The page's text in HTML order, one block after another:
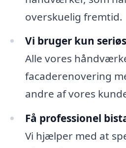
overskuelig fremtid.
Vi bruger kun
Alle vores
facaderenovering
andre af vores
Få professionel
Vi hjælper med at